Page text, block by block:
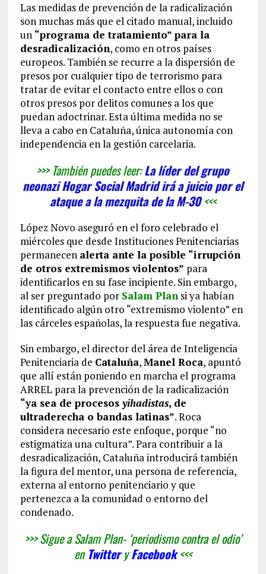
Las medidas de prevención de la radicalización
son muchas más que el citado manual, incluido
un “programa de tratamiento” para la
desradicalización, como en otros países
europeos. También se recurre a la dispersión de
presos por cualquier tipo de terrorismo para
tratar de evitar el contacto entre ellos o con
otros presos por delitos comunes a los que
puedan adoctrinar. Esta última medida no se
lleva a cabo en Cataluña, única autonomía con
independencia en la gestión carcelaria.
>>> También puedes leer:La líder del grupo
neonazi Hogar Social Madrid irá a juicio por el
ataque a la mezquita de la M-30<<<
López Novo aseguró en el foro celebrado el
miércoles que desde Instituciones Penitenciarias
permanecen alerta ante la posible “irrupción
de otros extremismos violentos” para
identificarlos en su fase incipiente. Sin embargo,
al ser preguntado por Salam Plansi ya habían
identificado algún otro “extremismo violento” en
las cárceles españolas, la respuesta fue negativa.
Sin embargo, el director del área de Inteligencia
Penitenciaria de Cataluña,Manel Roca, apuntó
que allí están poniendo en marcha el programa
ARREL para la prevención de la radicalización
“ya sea de procesos yihadistas, de
ultraderecha o bandas latinas”. Roca
considera necesario este enfoque, porque “no
estigmatiza una cultura”. Para contribuir a la
desradicalización, Cataluña introducirá también
la figura del mentor, una persona de referencia,
externa al entorno penitenciario y que
pertenezca a la comunidad o entorno del
condenado.
>>> Sigue a Salam Plan- ‘periodismo contra el odio’
enTwitteryFacebook<<<